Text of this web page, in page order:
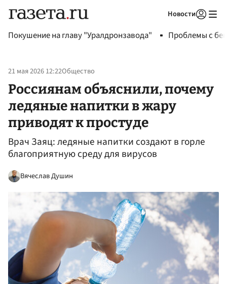
Новости
Покушение на главу "Уралдронзавода" Проблемы с
21 мая 2026 12:22Общество
Россиянам объяснили, почему
ледяные напитки в жару
приводят к простуде
Врач Заяц: ледяные напитки создают в горле
благоприятную среду для вирусов
Вячеслав Душин